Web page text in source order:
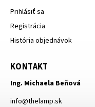
Prihlásiť sa
Registrácia
História objednávok
KONTAKT
Ing. Michaela Beňová
info@thelamp.sk